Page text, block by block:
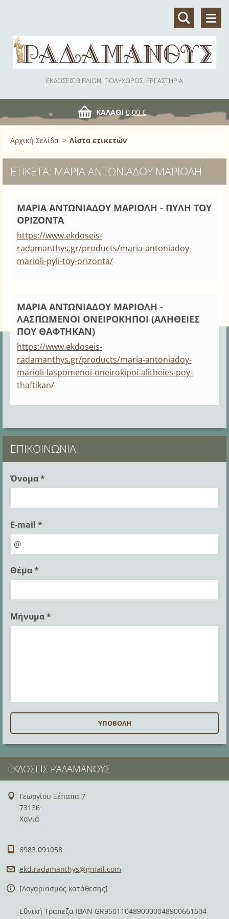
ΕΚΔΟΣΕΙΣ ΒΙΒΛΙΩΝ, ΠΟΛΥΧΩΡΟΣ, ΕΡΓΑΣΤΗΡΙΑ
ΚΑΛΆΘΙ 0,00 €
Αρχική Σελίδα > Λίστα ετικετών
ΕΤΙΚΈΤΑ: ΜΑΡΊΑ ΑΝΤΩΝΙΆΔΟΥ ΜΑΡΙΌΛΗ
ΜΑΡΙΑ ΑΝΤΩΝΙΑΔΟΥ ΜΑΡΙΟΛΗ - ΠΥΛΗ ΤΟΥ
ΟΡΙΖΟΝΤΑ
https://www.ekdoseis-
radamanthys.gr/products/maria-antoniadoy-
marioli-pyli-toy-orizonta/
ΜΑΡΙΑ ΑΝΤΩΝΙΑΔΟΥ ΜΑΡΙΟΛΗ -
ΛΑΣΠΩΜΕΝΟΙ ΟΝΕΙΡΟΚΗΠΟΙ (ΑΛΗΘΕΙΕΣ
ΠΟΥ ΘΑΦΤΗΚΑΝ)
https://www.ekdoseis-
radamanthys.gr/products/maria-antoniadoy-
marioli-laspomenoi-oneirokipoi-alitheies-poy-
thaftikan/
ΕΠΙΚΟΙΝΩΝΊΑ
Όνομα *
E-mail *
Θέμα *
Μήνυμα *
ΕΚΔΌΣΕΙΣ ΡΑΔΆΜΑΝΘΥΣ
Γεωργίου Ξέπαπα 7
73136
Χανιά
6983 091058
ekd.radamanthys@gmail.com
[Λογαριασμός κατάθεσης]
Εθνική Τράπεζα IBAN GR9501104890000048900661504